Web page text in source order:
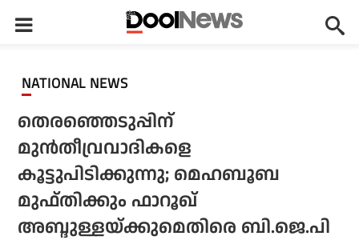
NATIONAL NEWS
തെരഞ്ഞെടുപ്പിന്
മുന്‍തീവ്രവാദികളെ
കൂട്ടുപിടിക്കുന്നു; മെഹബൂബ
മുഫ്തിക്കും ഫാറൂഖ്
അബ്ദുള്ളയ്ക്കുമെതിരെ ബി.ജെ.പി